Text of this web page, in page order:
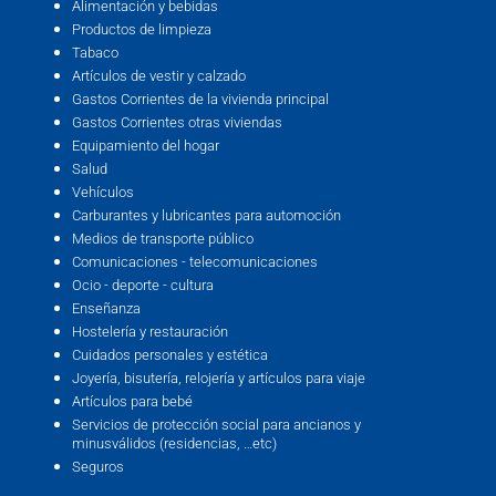
Alimentación y bebidas
Productos de limpieza
Tabaco
Artículos de vestir y calzado
Gastos Corrientes de la vivienda principal
Gastos Corrientes otras viviendas
Equipamiento del hogar
Salud
Vehículos
Carburantes y lubricantes para automoción
Medios de transporte público
Comunicaciones - telecomunicaciones
Ocio - deporte - cultura
Enseñanza
Hostelería y restauración
Cuidados personales y estética
Joyería, bisutería, relojería y artículos para viaje
Artículos para bebé
Servicios de protección social para ancianos y
minusválidos (residencias, …etc)
Seguros